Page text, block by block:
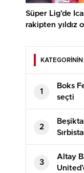
Süper Lig’de
rakipten yıldız
1
Boks
seçti
2
3
Altay